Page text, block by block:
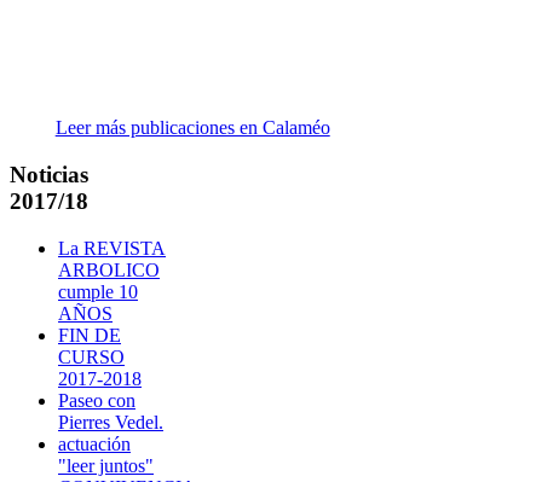
Leer más publicaciones en Calaméo
Noticias
2017/18
La REVISTA
ARBOLICO
cumple 10
AÑOS
FIN DE
CURSO
2017-2018
Paseo con
Pierres Vedel.
actuación
"leer juntos"